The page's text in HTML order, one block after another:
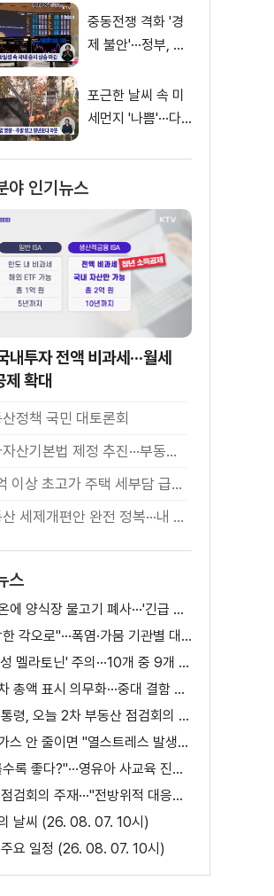
중동전쟁 격화 '경
제 불안'···정부, 금
소화
포근한 날씨 속 미
세먼지 '나쁨'···다
야 인기뉴스
투자 전액 비과세···월세
제 확대
정책 국민 대토론회
국가자산기본법 제정 추진···부동산·주식 등 통합 관리
40억 이상 초고가 주택 세부담 급증···실수요자 보호 강화
부동산 세제개편안 완전 정복···내 세금 어떻게 달라지나? [K-정책 사용법]
스
고수온에 양식장 물고기 폐사···'긴급 방류' 지원
"비상한 각오로"···폭염·가뭄 기관별 대책은?
'식물성 멜라토닌' 주의···10개 중 9개 처방 용량 초과
중고차 총액 표시 의무화···중대 결함 시 '계약 해제'
이 대통령, 오늘 2차 부동산 점검회의 주재
온실가스 안 줄이면 "열스트레스 발생일 29배 증가"
"빠를수록 좋다?"···영유아 사교육 진실과 해법은?
폭염 점검회의 주재···"전방위적 대응체계 가동"
날씨 (26. 08. 07. 10시)
요 일정 (26. 08. 07. 10시)